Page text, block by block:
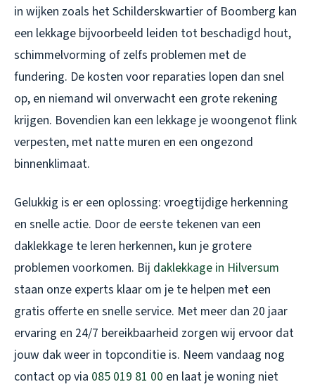
in wijken zoals het Schilderskwartier of Boomberg kan
een lekkage bijvoorbeeld leiden tot beschadigd hout,
schimmelvorming of zelfs problemen met de
fundering. De kosten voor reparaties lopen dan snel
op, en niemand wil onverwacht een grote rekening
krijgen. Bovendien kan een lekkage je woongenot flink
verpesten, met natte muren en een ongezond
binnenklimaat.
Gelukkig is er een oplossing: vroegtijdige herkenning
en snelle actie. Door de eerste tekenen van een
daklekkage te leren herkennen, kun je grotere
problemen voorkomen. Bij daklekkage in Hilversum
staan onze experts klaar om je te helpen met een
gratis offerte en snelle service. Met meer dan 20 jaar
ervaring en 24/7 bereikbaarheid zorgen wij ervoor dat
jouw dak weer in topconditie is. Neem vandaag nog
contact op via 085 019 81 00 en laat je woning niet